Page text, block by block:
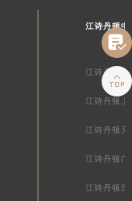
江诗丹顿中
江诗丹顿北
江诗丹顿上
江诗丹顿天
江诗丹顿广
江诗丹顿深

